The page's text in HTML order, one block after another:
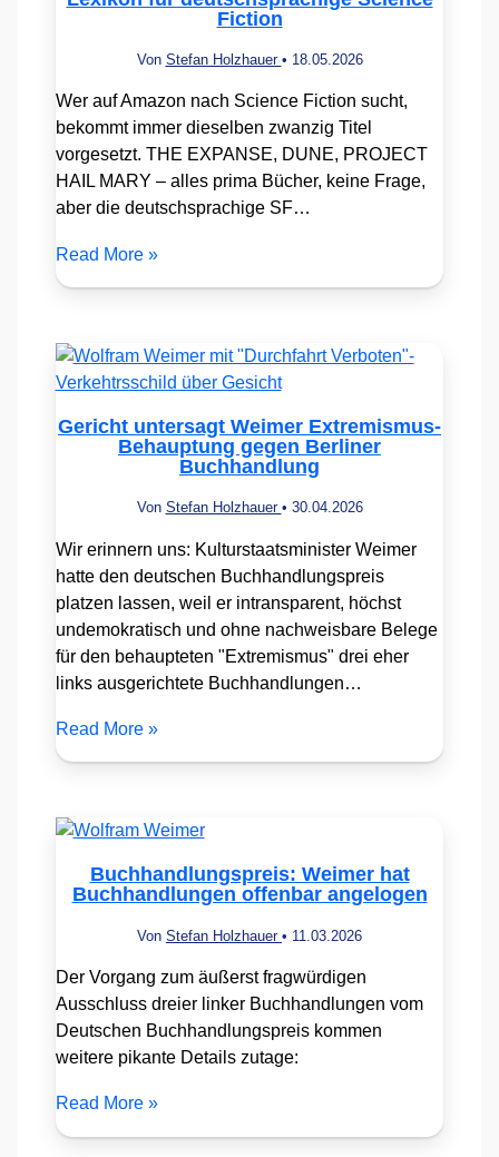
Fiction
Von Stefan Holzhauer • 18.05.2026
Wer auf Amazon nach Science Fiction sucht,
bekommt immer dieselben zwanzig Titel
vorgesetzt. THE EXPANSE, DUNE, PROJECT
HAIL MARY – alles prima Bücher, keine Frage,
aber die deutschsprachige SF…
Read More »
Gericht untersagt Weimer Extremismus-
Behauptung gegen Berliner
Buchhandlung
Von Stefan Holzhauer • 30.04.2026
Wir erinnern uns: Kulturstaatsminister Weimer
hatte den deutschen Buchhandlungspreis
platzen lassen, weil er intransparent, höchst
undemokratisch und ohne nachweisbare Belege
für den behaupteten "Extremismus" drei eher
links ausgerichtete Buchhandlungen…
Read More »
Buchhandlungspreis: Weimer hat
Buchhandlungen offenbar angelogen
Von Stefan Holzhauer • 11.03.2026
Der Vorgang zum äußerst fragwürdigen
Ausschluss dreier linker Buchhandlungen vom
Deutschen Buchhandlungspreis kommen
weitere pikante Details zutage:
Read More »